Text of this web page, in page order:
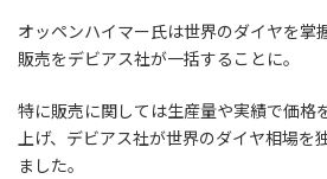
オッペンハイマー氏は世界のダイヤを
販売をデビアス社が一括することに。
特に販売に関しては生産量や実績で価格
上げ、デビアス社が世界のダイヤ相場を
ました。